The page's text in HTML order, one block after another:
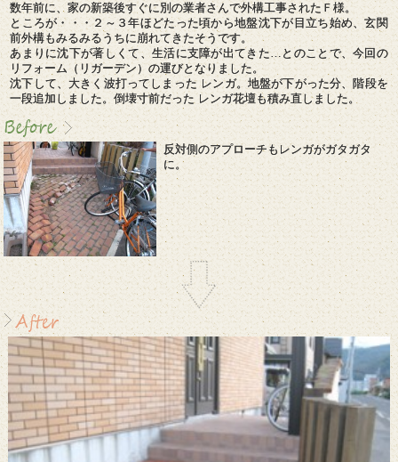
数年前に、家の新築後すぐに別の業者さんで外構工事されたＦ様。
ところが・・・２～３年ほどたった頃から地盤沈下が目立ち始め、玄関
前外構もみるみるうちに崩れてきたそうです。
あまりに沈下が著しくて、生活に支障が出てきた…とのことで、今回の
リフォーム（リガーデン）の運びとなりました。
沈下して、大きく波打ってしまった レンガ。地盤が下がった分、階段を
一段追加しました。倒壊寸前だった レンガ花壇も積み直しました。
反対側のアプローチもレンガがガタガタ
に。